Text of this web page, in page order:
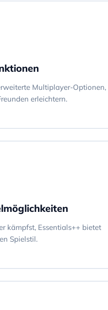
Multiplayer-Optionen,
erleichtern.
kämpfst, Essentials++ bietet
Spielstil.